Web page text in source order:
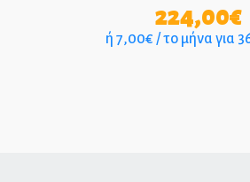
224,00€
ή 7,00€ / το μήνα για